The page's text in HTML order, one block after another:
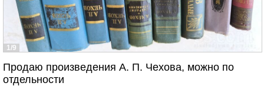
1/9
Продаю произведения А. П. Чехова, можно по
отдельности